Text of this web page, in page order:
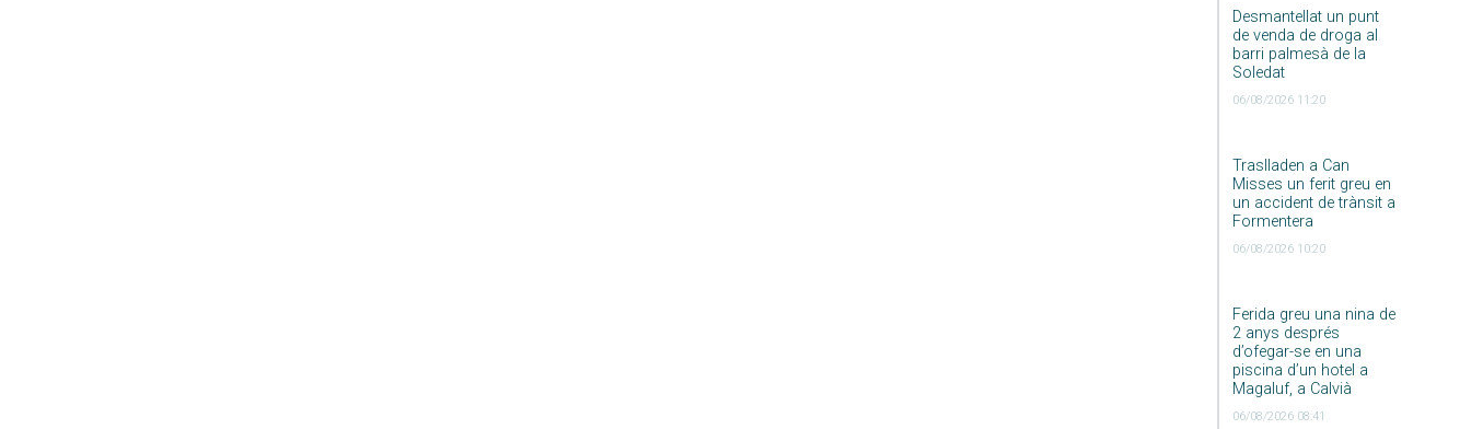
Desmantellat un punt
de venda de droga al
barri palmesà de la
Soledat
06/08/2026 11:20
Traslladen a Can
Misses un ferit greu en
un accident de trànsit a
Formentera
06/08/2026 10:20
Ferida greu una nina de
2 anys després
d’ofegar-se en una
piscina d’un hotel a
Magaluf, a Calvià
06/08/2026 08:41